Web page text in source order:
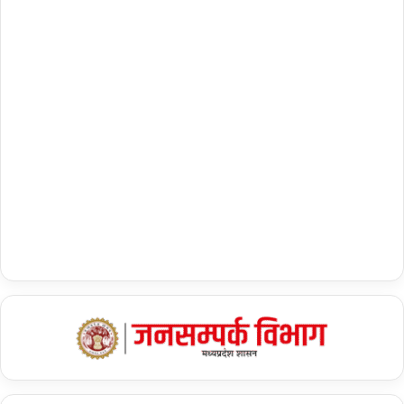
दिखाई वह आने वाले दिनों में नागरिकों को प्रेरणा देगी. आपके परिवार की तपस्या
यह भी पढ़ें :- दावोस में WEF बैठक में पीएम मोदी की नीतियों में काफी